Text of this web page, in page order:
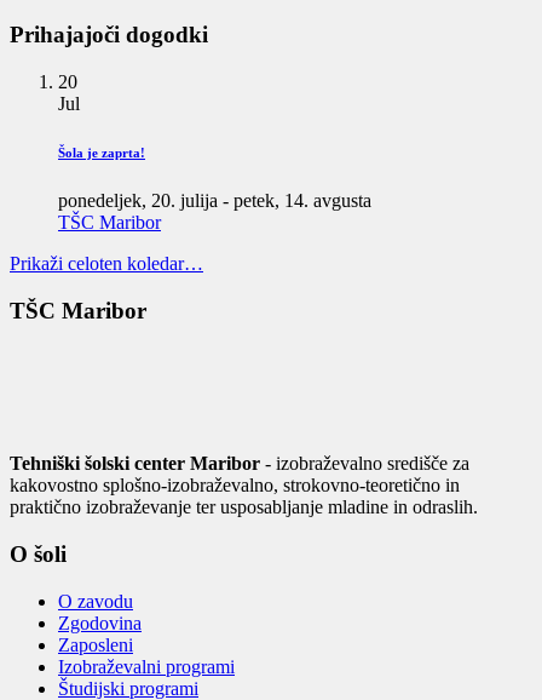
Prihajajoči dogodki
20
Jul
Šola je zaprta!
ponedeljek, 20. julija - petek, 14. avgusta
TŠC Maribor
Prikaži celoten koledar…
TŠC Maribor
Tehniški šolski center Maribor - izobraževalno središče za
kakovostno splošno-izobraževalno, strokovno-teoretično in
praktično izobraževanje ter usposabljanje mladine in odraslih.
O šoli
O zavodu
Zgodovina
Zaposleni
Izobraževalni programi
Študijski programi